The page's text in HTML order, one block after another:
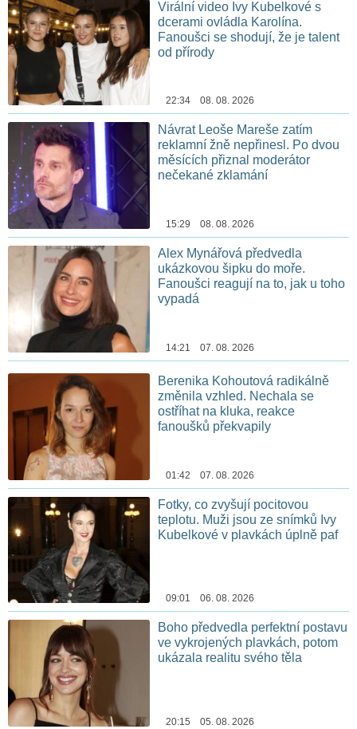
Virální video Ivy Kubelkové s
dcerami ovládla Karolína.
Fanoušci se shodují, že je talent
od přírody
22:34 08. 08. 2026
Návrat Leoše Mareše zatím
reklamní žně nepřinesl. Po dvou
měsících přiznal moderátor
nečekané zklamání
15:29 08. 08. 2026
Alex Mynářová předvedla
ukázkovou šipku do moře.
Fanoušci reagují na to, jak u toho
vypadá
14:21 07. 08. 2026
Berenika Kohoutová radikálně
změnila vzhled. Nechala se
ostříhat na kluka, reakce
fanoušků překvapily
01:42 07. 08. 2026
Fotky, co zvyšují pocitovou
teplotu. Muži jsou ze snímků Ivy
Kubelkové v plavkách úplně paf
09:01 06. 08. 2026
Boho předvedla perfektní postavu
ve vykrojených plavkách, potom
ukázala realitu svého těla
20:15 05. 08. 2026